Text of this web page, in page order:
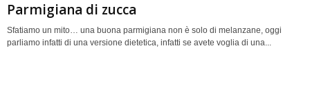
Parmigiana di zucca
Sfatiamo un mito… una buona parmigiana non è solo di melanzane, oggi
parliamo infatti di una versione dietetica, infatti se avete voglia di una...